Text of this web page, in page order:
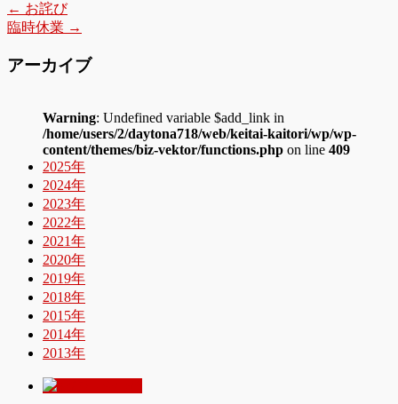
← お詫び
臨時休業 →
アーカイブ
Warning: Undefined variable $add_link in
/home/users/2/daytona718/web/keitai-kaitori/wp/wp-
content/themes/biz-vektor/functions.php on line 409
2025年
2024年
2023年
2022年
2021年
2020年
2019年
2018年
2015年
2014年
2013年